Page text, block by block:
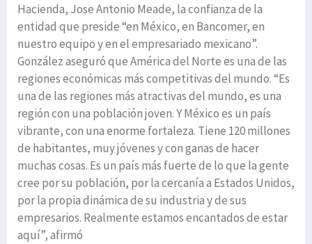
Hacienda, Jose Antonio Meade, la confianza de la
entidad que preside “en México, en Bancomer, en
nuestro equipo y en el empresariado mexicano”.
González aseguró que América del Norte es una de las
regiones económicas más competitivas del mundo. “Es
una de las regiones más atractivas del mundo, es una
región con una población joven. Y México es un país
vibrante, con una enorme fortaleza. Tiene 120 millones
de habitantes, muy jóvenes y con ganas de hacer
muchas cosas. Es un país más fuerte de lo que la gente
cree por su población, por la cercanía a Estados Unidos,
por la propia dinámica de su industria y de sus
empresarios. Realmente estamos encantados de estar
aquí”, afirmó